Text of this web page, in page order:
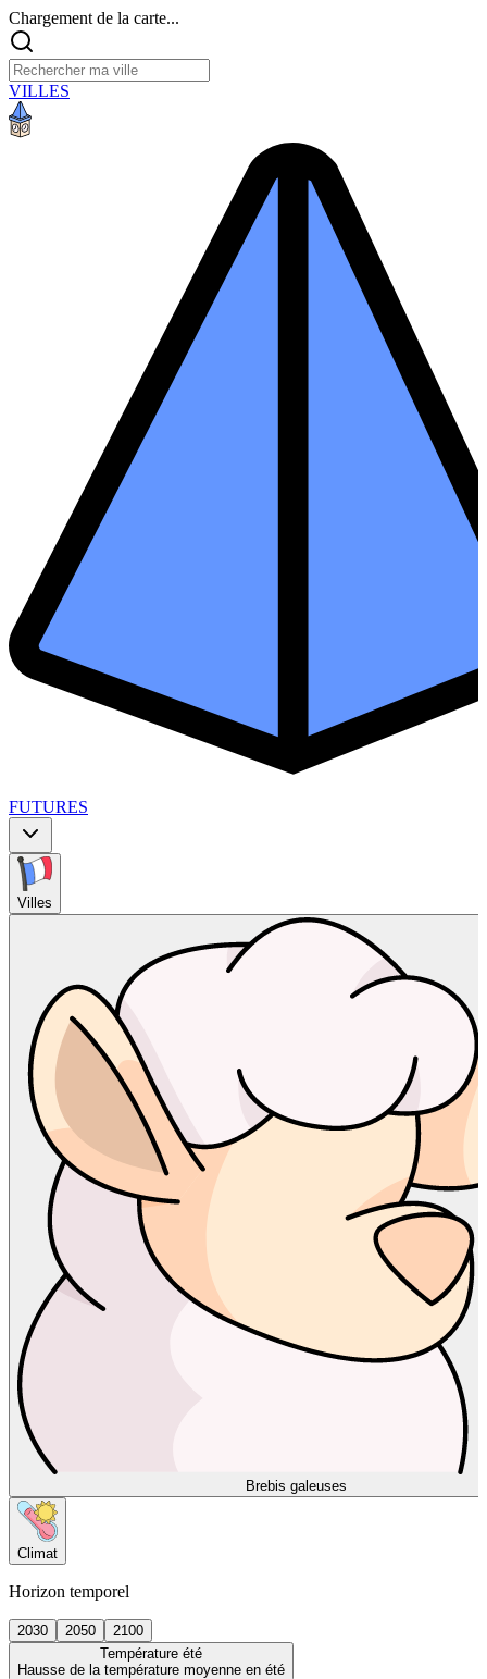
Chargement de la carte...
VILLES
FUTURES
Villes
Brebis galeuses
Climat
Horizon temporel
2030 2050
2100
Température été
Hausse de la température moyenne en été